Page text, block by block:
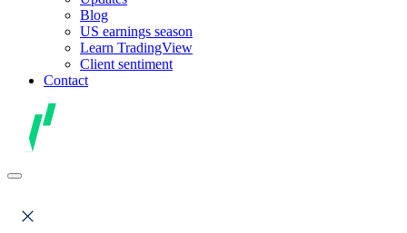
Blog
US earnings season
Learn TradingView
Client sentiment
Contact